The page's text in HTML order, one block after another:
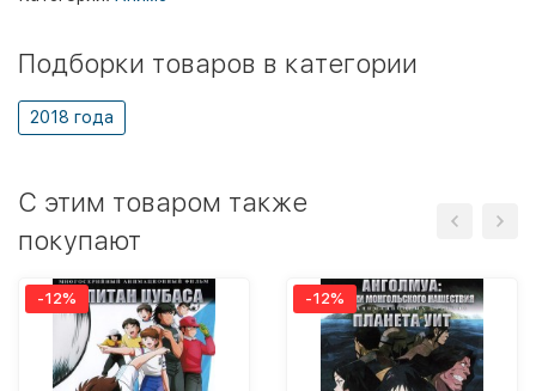
Подборки товаров в категории
2018 года
C этим товаром также
покупают
-12% -12%